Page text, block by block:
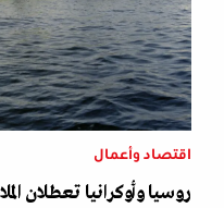
اقتصاد وأعمال
روسيا وأوكرانيا تعطلان